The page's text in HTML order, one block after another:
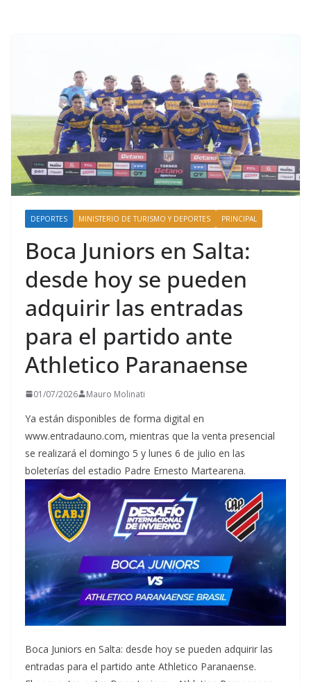
DEPORTES MINISTERIO DE TURISMO Y DEPORTES PRINCIPAL
Boca Juniors en Salta:
desde hoy se pueden
adquirir las entradas
para el partido ante
Athletico Paranaense
01/07/2026 Mauro Molinati
Ya están disponibles de forma digital en
www.entradauno.com, mientras que la venta presencial
se realizará el domingo 5 y lunes 6 de julio en las
boleterías del estadio Padre Ernesto Martearena.
Boca Juniors en Salta: desde hoy se pueden adquirir las
entradas para el partido ante Athletico Paranaense.